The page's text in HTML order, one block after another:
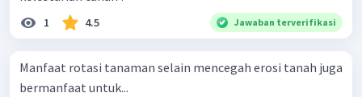
1 4.5 Jawaban terverifikasi
Manfaat rotasi tanaman selain mencegah erosi tanah juga
bermanfaat untuk...